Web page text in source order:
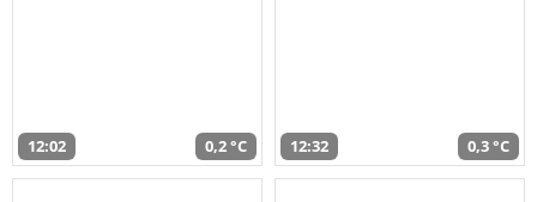
12:02 0,2 °C 12:32 0,3 °C